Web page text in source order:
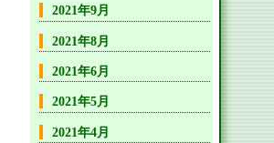
2021年9月
2021年8月
2021年6月
2021年5月
2021年4月